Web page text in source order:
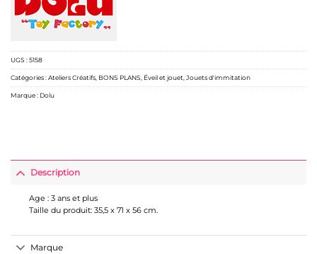
UGS :5158
Catégories :Ateliers Créatifs BONS PLANS Éveil et jouet Jouets d'immitation
Marque : Dolu
Description
Age : 3 ans et plus
Taille du produit: 35,5 x 71 x 56 cm.
Marque